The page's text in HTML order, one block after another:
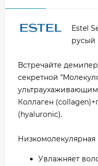
Estel
русый
Встречайте
секретной
Коллаген
(hyaluronic).
Низкомолекулярная
Увлажняет